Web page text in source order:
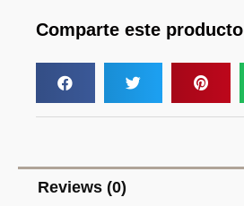
Comparte este producto
Reviews (0)